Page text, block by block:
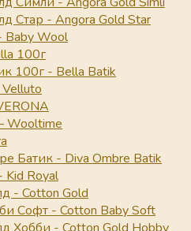
Стар - Angora Gold Star
Baby Wool
100г
100г - Bella Batik
Wooltime
Батик - Diva Ombre Batik
Royal
- Cotton Gold
Софт - Cotton Baby Soft